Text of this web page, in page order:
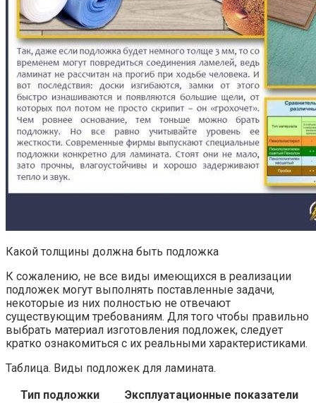
Какой толщины должна быть подложка
К сожалению, не все виды имеющихся в реализации
подложек могут выполнять поставленные задачи,
некоторые из них полностью не отвечают
существующим требованиям. Для того чтобы правильно
выбрать материал изготовления подложек, следует
кратко ознакомиться с их реальными характеристиками.
Таблица. Виды подложек для ламината.
Тип подложки
Эксплуатационные показатели